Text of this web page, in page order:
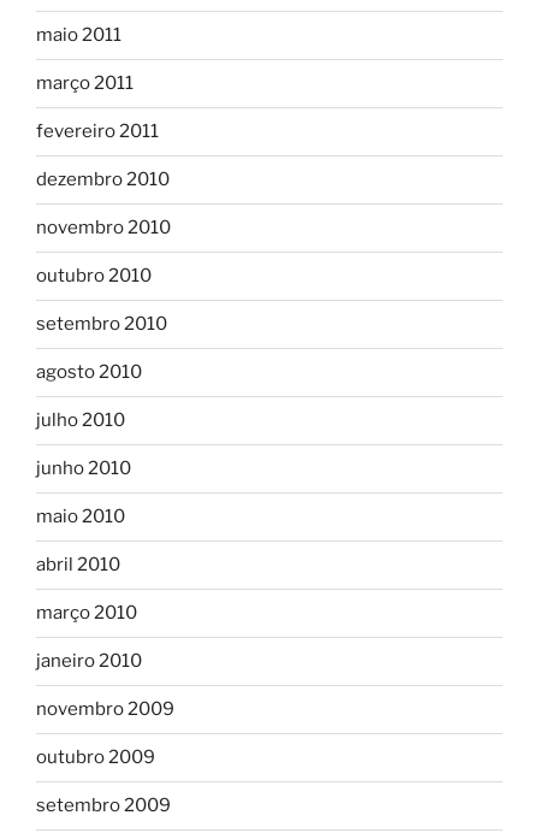
maio 2011
março 2011
fevereiro 2011
dezembro 2010
novembro 2010
outubro 2010
setembro 2010
agosto 2010
julho 2010
junho 2010
maio 2010
abril 2010
março 2010
janeiro 2010
novembro 2009
outubro 2009
setembro 2009